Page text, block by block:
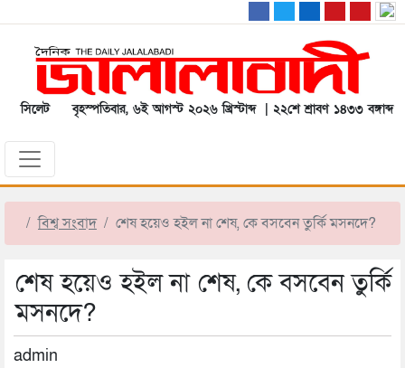
সিলেট বৃহস্পতিবার, ৬ই আগস্ট ২০২৬ খ্রিস্টাব্দ | ২২শে শ্রাবণ ১৪৩৩ বঙ্গাব্দ
বিশ্ব সংবাদ শেষ হয়েও হইল না শেষ, কে বসবেন তুর্কি মসনদে?
শেষ হয়েও হইল না শেষ, কে বসবেন তুর্কি
মসনদে?
admin